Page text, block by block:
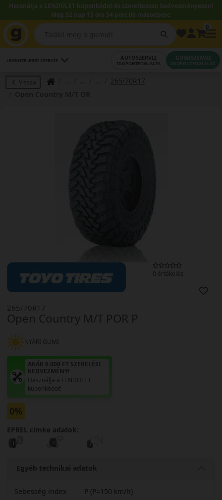
Használja a LENDÜLET kuponkódot és szereltessen kedvezményesen!
Még 52 nap 15 óra 54 perc 05 másodperc.
LEGKÖZELEBBI SZERVIZ AUTÓSZERVIZ
IDŐPONTFOGLALÁS
GUMISZERVIZ
IDŐPONTFOGLALÁS
Vissza
265/70R17
0 értékelés
Open Country M/T POR P
265/70R17
NYÁRI GUMI
AKÁR 6.000 FT SZERELÉSI
KEDVEZMÉNY!
Használja a LENDÜLET
kuponkódot!
0%
EPREL cimke adatok:
Egyéb technikai adatok
Sebesség index
P (P=150 km/h)